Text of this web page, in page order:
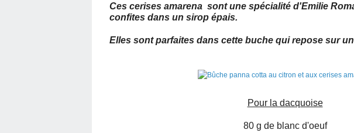
Ces cerises amarena sont une spécialité d'Emilie
confites dans un sirop épais.
Elles sont parfaites dans cette buche qui repose sur
Pour la dacquoise
80 g de blanc d'oeuf